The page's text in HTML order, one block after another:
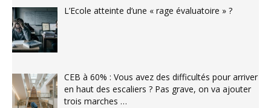
L’Ecole atteinte d’une « rage évaluatoire » ?
CEB à 60% : Vous avez des difficultés pour arriver
en haut des escaliers ? Pas grave, on va ajouter
trois marches …